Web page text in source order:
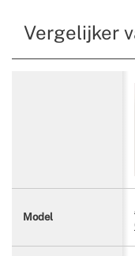
Vergelijker
Model